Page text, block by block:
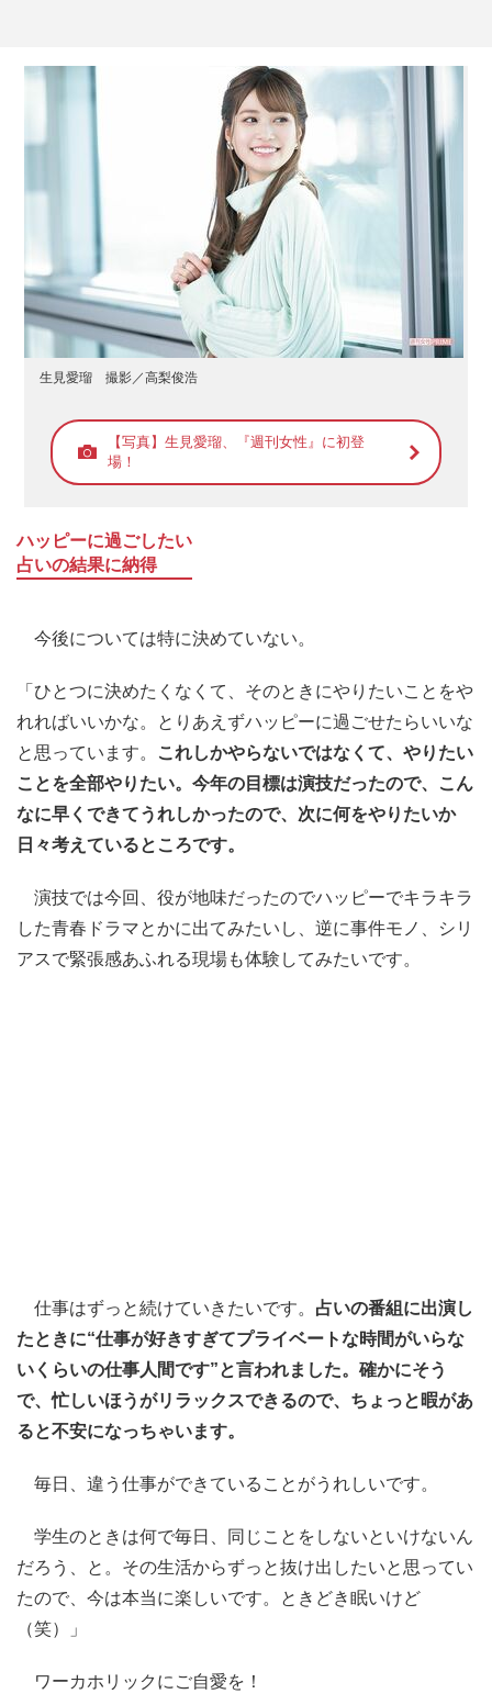
生見愛瑠 撮影／高梨俊浩
【写真】生見愛瑠、『週刊女性』に初登
場！
ハッピーに過ごしたい
占いの結果に納得
今後については特に決めていない。
「ひとつに決めたくなくて、そのときにやりたいことをや
れればいいかな。とりあえずハッピーに過ごせたらいいな
と思っています。
これしかやらないではなくて、やりたい
ことを全部やりたい。今年の目標は演技だったので、こん
なに早くできてうれしかったので、次に何をやりたいか
日々考えているところです。
演技では今回、役が地味だったのでハッピーでキラキラ
した青春ドラマとかに出てみたいし、逆に事件モノ、シリ
アスで緊張感あふれる現場も体験してみたいです。
仕事はずっと続けていきたいです。 占いの番組に出演し
たときに“仕事が好きすぎてプライベートな時間がいらな
いくらいの仕事人間です”と言われました。確かにそう
で、忙しいほうがリラックスできるので、ちょっと暇があ
ると不安になっちゃいます。
毎日、違う仕事ができていることがうれしいです。
学生のときは何で毎日、同じことをしないといけないん
だろう、と。その生活からずっと抜け出したいと思ってい
たので、今は本当に楽しいです。ときどき眠いけど
（笑）」
ワーカホリックにご自愛を！